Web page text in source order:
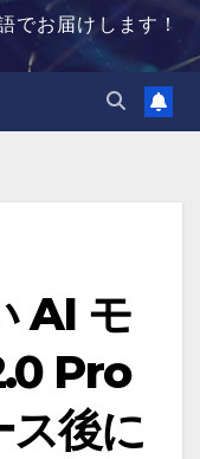
でお届けします！
AI モ
Pro
ス後に